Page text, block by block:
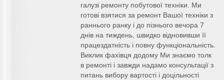
галузі ремонту побутової техніки. Ми
готові взятися за ремонт Вашої техніки з
раннього ранку і до пізнього вечора 7
днів на тиждень, швидко відновивши її
працездатність і повну функціональність.
Виклик фахівця додому Ми знаємо толк
в ремонті і завжди надамо консультації з
питань вибору вартості і доцільності